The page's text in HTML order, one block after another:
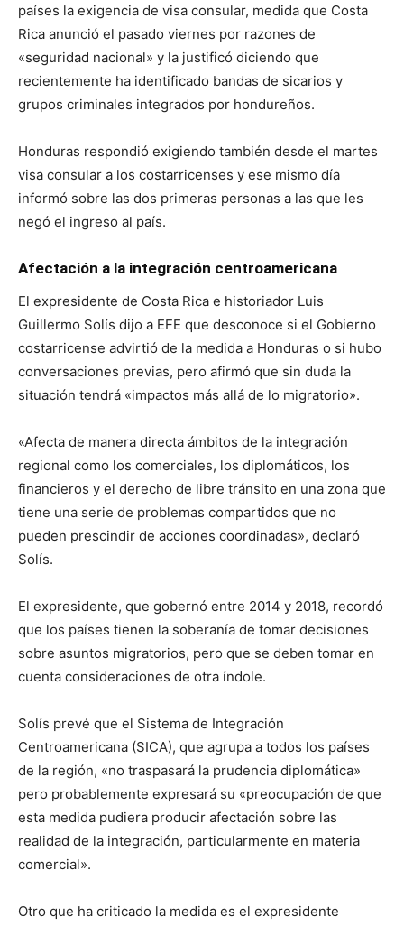
países la exigencia de visa consular, medida que Costa
Rica anunció el pasado viernes por razones de
«seguridad nacional» y la justificó diciendo que
recientemente ha identificado bandas de sicarios y
grupos criminales integrados por hondureños.
Honduras respondió exigiendo también desde el martes
visa consular a los costarricenses y ese mismo día
informó sobre las dos primeras personas a las que les
negó el ingreso al país.
Afectación a la integración centroamericana
El expresidente de Costa Rica e historiador Luis
Guillermo Solís dijo a EFE que desconoce si el Gobierno
costarricense advirtió de la medida a Honduras o si hubo
conversaciones previas, pero afirmó que sin duda la
situación tendrá «impactos más allá de lo migratorio».
«Afecta de manera directa ámbitos de la integración
regional como los comerciales, los diplomáticos, los
financieros y el derecho de libre tránsito en una zona que
tiene una serie de problemas compartidos que no
pueden prescindir de acciones coordinadas», declaró
Solís.
El expresidente, que gobernó entre 2014 y 2018, recordó
que los países tienen la soberanía de tomar decisiones
sobre asuntos migratorios, pero que se deben tomar en
cuenta consideraciones de otra índole.
Solís prevé que el Sistema de Integración
Centroamericana (SICA), que agrupa a todos los países
de la región, «no traspasará la prudencia diplomática»
pero probablemente expresará su «preocupación de que
esta medida pudiera producir afectación sobre las
realidad de la integración, particularmente en materia
comercial».
Otro que ha criticado la medida es el expresidente